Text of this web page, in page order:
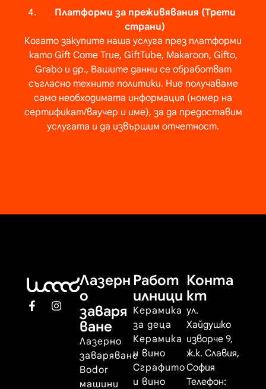
Платформи за преживявания (Трети
страни)
Когато закупите наша услуга през платформи
като Gift Come True, GiftTube, Makaroon, Gifto,
Graboи др., Вашите данни се обработват
съгласно техните политики. Ние получаваме
само необходимата информация (номер на
сертификат/ваучер и име), за да предоставим
услугата и да извършим отчетност.
Лазерн
о
заваря
ване
Лазерно
заваряване
Bodor
машини
Работ
илници
Керамика
за деца
Керамика
и вино
Сграфито
и вино
Конта
кт
ул.
Хайдушко
изворче 9,
ж.к. Славия,
София
Телефон: